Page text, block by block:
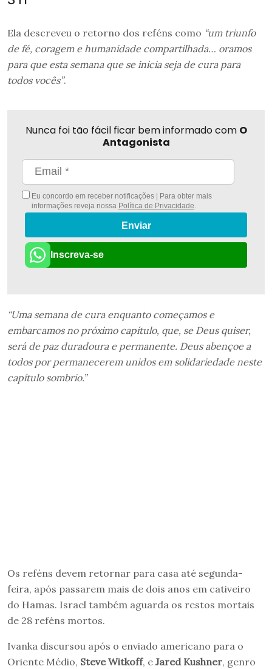
Ela descreveu o retorno dos reféns como “um triunfo
de fé, coragem e humanidade compartilhada… oramos
para que esta semana que se inicia seja de cura para
todos vocês”.
Nunca foi tão fácil ficar bem informado com O
Antagonista
Eu concordo em receber notificações | Para obter mais
informações reveja nossa Política de Privacidade.
Enviar
Inscreva-se
“Uma semana de cura enquanto começamos e
embarcamos no próximo capítulo, que, se Deus quiser,
será de paz duradoura e permanente. Deus abençoe a
todos por permanecerem unidos em solidariedade neste
capítulo sombrio.”
Os reféns devem retornar para casa até segunda-
feira, após passarem mais de dois anos em cativeiro
do Hamas. Israel também aguarda os restos mortais
de 28 reféns mortos.
Ivanka discursou após o enviado americano para o
Oriente Médio, Steve Witkoff, e Jared Kushner, genro